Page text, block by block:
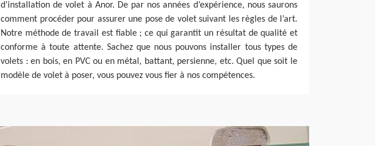
d’installation de volet à Anor. De par nos années d’expérience, nous saurons
comment procéder pour assurer une pose de volet suivant les règles de l’art.
Notre méthode de travail est fiable ; ce qui garantit un résultat de qualité et
conforme à toute attente. Sachez que nous pouvons installer tous types de
volets : en bois, en PVC ou en métal, battant, persienne, etc. Quel que soit le
modèle de volet à poser, vous pouvez vous fier à nos compétences.